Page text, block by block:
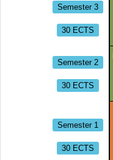
Semester 3
30 ECTS
Semester 2
30 ECTS
Semester 1
30 ECTS